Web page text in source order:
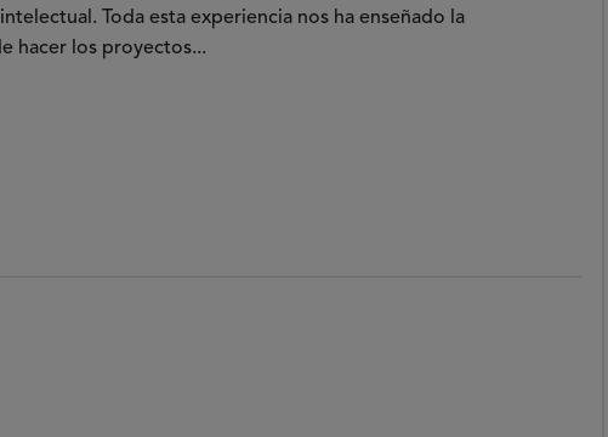
Toda esta experiencia nos ha enseñado la
hacer los proyectos...